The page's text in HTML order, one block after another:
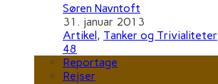
Søren Navntoft
31. januar 2013
Artikel, Tanker og Trivialiteter
48
Reportage
Rejser